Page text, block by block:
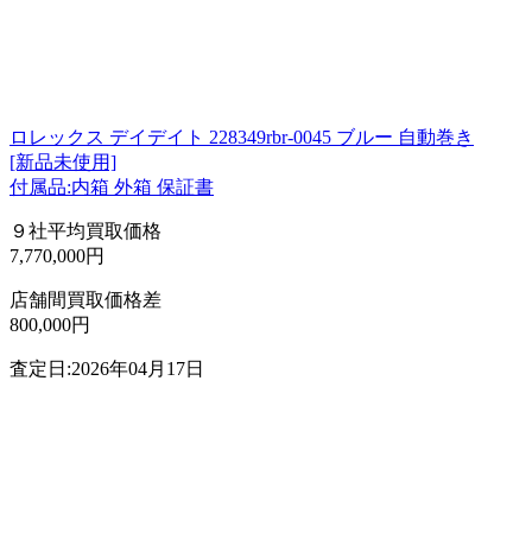
ロレックス デイデイト 228349rbr-0045 ブルー 自動巻き
[新品未使用]
付属品:内箱 外箱 保証書
９社平均買取価格
7,770,000円
店舗間買取価格差
800,000円
査定日:2026年04月17日